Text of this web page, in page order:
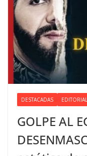
DESTACADAS EDITORIAL
GOLPE AL